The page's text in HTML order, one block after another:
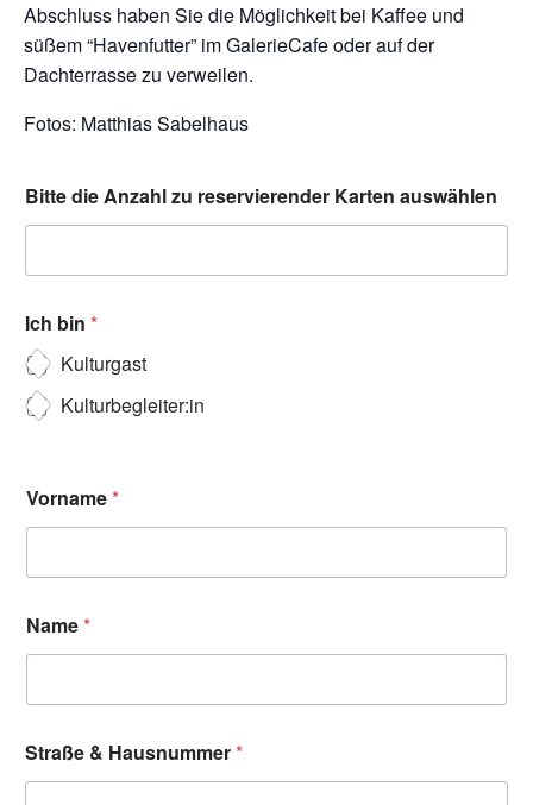
Abschluss haben Sie die Möglichkeit bei Kaffee und
süßem “Havenfutter” im GalerieCafe oder auf der
Dachterrasse zu verweilen.
Fotos: Matthias Sabelhaus
Bitte die Anzahl zu reservierender Karten auswählen
Ich bin *
Kulturgast
Kulturbegleiter:in
Vorname*
Name*
Straße & Hausnummer*